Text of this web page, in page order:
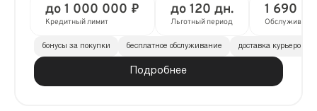
до 1 000 000 ₽
Кредитный лимит
до 120 дн.
Льготный период
1 690 ₽
Подробнее
бонусы за покупки бесплатное обслуживание доставка курьером